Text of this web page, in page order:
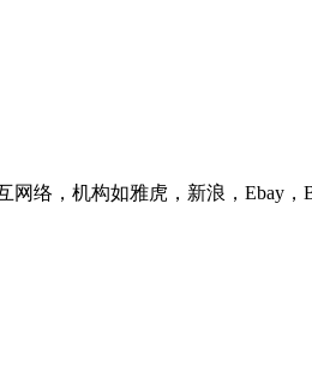
络，机构如雅虎，新浪，Ebay